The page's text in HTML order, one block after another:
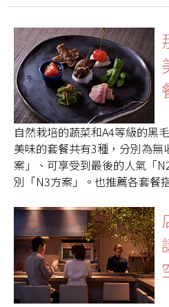
自然栽培的蔬菜和A4等級的黑
美味的套餐共有3種，分別為
案」、可享受到最後的人氣「
別「N3方案」。也推薦各套餐